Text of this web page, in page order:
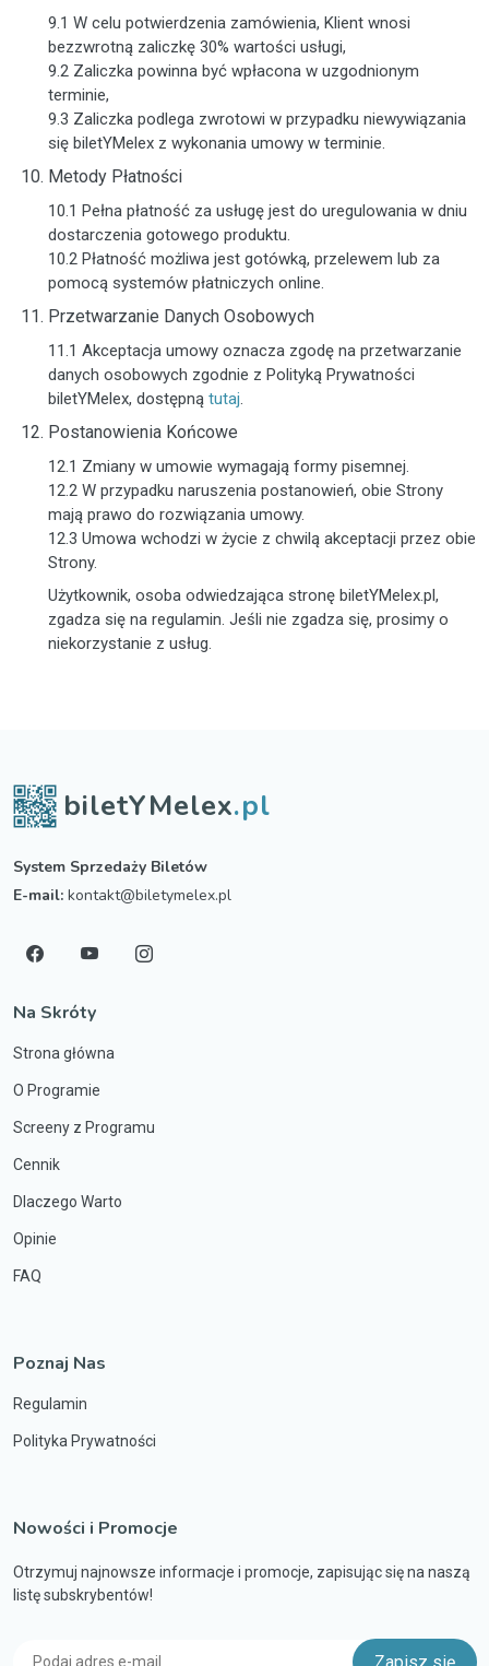
9.1 W celu potwierdzenia zamówienia, Klient wnosi
bezzwrotną zaliczkę 30% wartości usługi,
9.2 Zaliczka powinna być wpłacona w uzgodnionym
terminie,
9.3 Zaliczka podlega zwrotowi w przypadku niewywiązania
się biletYMelex z wykonania umowy w terminie.
Metody Płatności
10.1 Pełna płatność za usługę jest do uregulowania w dniu
dostarczenia gotowego produktu.
10.2 Płatność możliwa jest gotówką, przelewem lub za
pomocą systemów płatniczych online.
Przetwarzanie Danych Osobowych
11.1 Akceptacja umowy oznacza zgodę na przetwarzanie
danych osobowych zgodnie z Polityką Prywatności
biletYMelex, dostępną tutaj.
Postanowienia Końcowe
12.1 Zmiany w umowie wymagają formy pisemnej.
12.2 W przypadku naruszenia postanowień, obie Strony
mają prawo do rozwiązania umowy.
12.3 Umowa wchodzi w życie z chwilą akceptacji przez obie
Strony.
Użytkownik, osoba odwiedzająca stronę biletYMelex.pl,
zgadza się na regulamin. Jeśli nie zgadza się, prosimy o
niekorzystanie z usług.
biletYMelex.pl
System Sprzedaży Biletów
E-mail: kontakt@biletymelex.pl
Na Skróty
Strona główna
O Programie
Screeny z Programu
Cennik
Dlaczego Warto
Opinie
FAQ
Poznaj Nas
Regulamin
Polityka Prywatności
Nowości i Promocje
Otrzymuj najnowsze informacje i promocje, zapisując się na naszą
listę subskrybentów!